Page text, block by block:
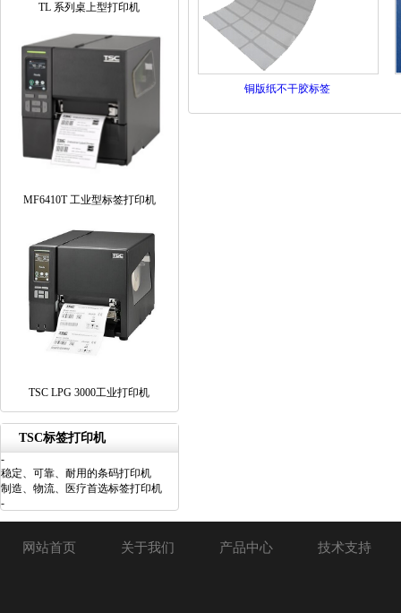
TL 系列桌上型打印机
MF6410T 工业型标签打印机
TSC LPG 3000工业打印机
TSC标签打印机
-
稳定、可靠、耐用的条码打印机
制造、物流、医疗首选标签打印机
-
铜版纸不干胶标签
网站首页 关于我们 产品中心 技术支持